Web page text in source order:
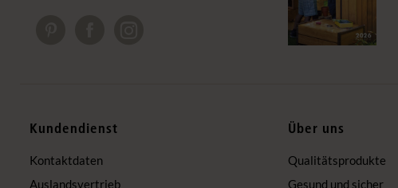
Kundendienst
Kontaktdaten
Auslandsvertrieb
Über uns
Qualitätsprodukte
Gesund und sicher